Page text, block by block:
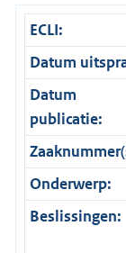
ECLI:
Datum
Datum
publicatie:
Onderwerp:
Beslissingen: